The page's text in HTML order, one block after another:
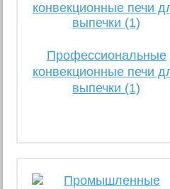
Профессиональные
конвекционные печи
выпечки (1)